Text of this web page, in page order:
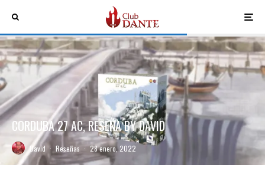
CORDUBA 27 AC, RESEÑA BY DAVID
David · Reseñas · 28 enero, 2022